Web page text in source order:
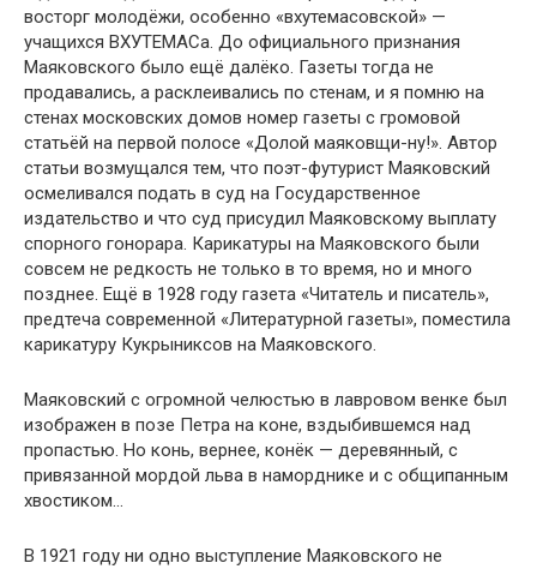
восторг молодёжи, особенно «вхутемасовской» —
учащихся ВХУТЕМАСа. До официального признания
Маяковского было ещё далёко. Газеты тогда не
продавались, а расклеивались по стенам, и я помню на
стенах московских домов номер газеты с громовой
статьёй на первой полосе «Долой маяковщи-ну!». Автор
статьи возмущался тем, что поэт-футурист Маяковский
осмеливался подать в суд на Государственное
издательство и что суд присудил Маяковскому выплату
спорного гонорара. Карикатуры на Маяковского были
совсем не редкость не только в то время, но и много
позднее. Ещё в 1928 году газета «Читатель и писатель»,
предтеча современной «Литературной газеты», поместила
карикатуру Кукрыниксов на Маяковского.
Маяковский с огромной челюстью в лавровом венке был
изображен в позе Петра на коне, вздыбившемся над
пропастью. Но конь, вернее, конёк — деревянный, с
привязанной мордой льва в наморднике и с общипанным
хвостиком…
В 1921 году ни одно выступление Маяковского не